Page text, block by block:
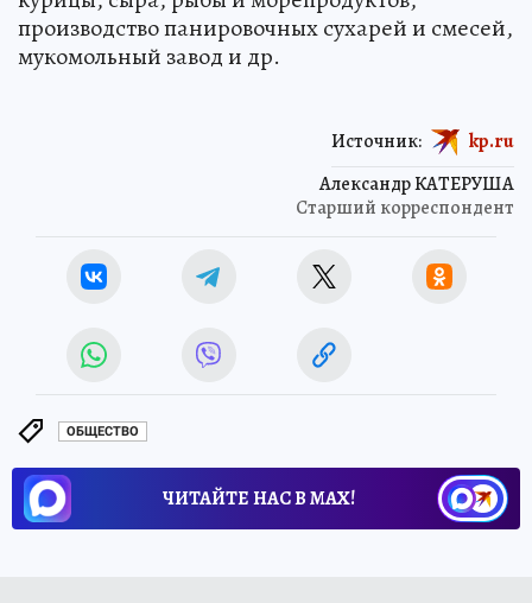
производство панировочных сухарей и смесей,
мукомольный завод и др.
Александр КАТЕРУША
Старший корреспондент
Источник: kp.ru
ОБЩЕСТВО
ЧИТАЙТЕ НАС В МАХ!